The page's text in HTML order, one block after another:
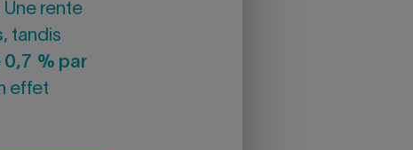
rente
, tandis
0,7 % par
effet